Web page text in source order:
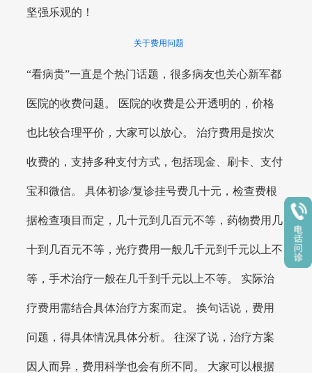
坚强乐观的！
关于费用问题
“看病贵”一直是个热门话题，很多病友也关心新军都
医院的收费问题。 医院的收费是公开透明的，价格
也比较合理平价，大家可以放心。 治疗费用是按次
收费的，支持多种支付方式，包括现金、刷卡、支付
宝和微信。 具体初诊/复诊挂号费几十元，检查费根
据检查项目而定，几十元到几百元不等，药物费用几
十到几百元不等，光疗费用一般几千元到千元以上不
等，手术治疗一般在几千到千元以上不等。 实际治
疗费用需结合具体治疗方案而定。 换句话说，费用
问题，得具体情况具体分析。 往深了说，治疗方案
因人而异，费用科学也会有所不同。 大家可以根据